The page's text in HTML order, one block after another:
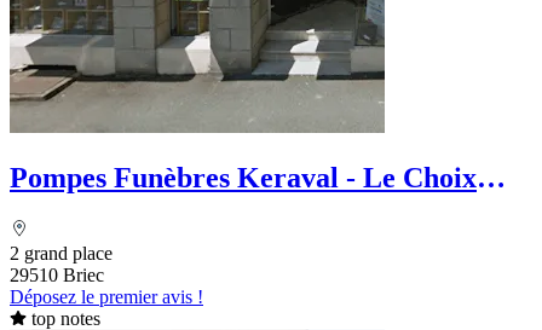
Pompes Funèbres Keraval - Le Choix
2 grand place
29510 Briec
Déposez le premier avis !
top notes